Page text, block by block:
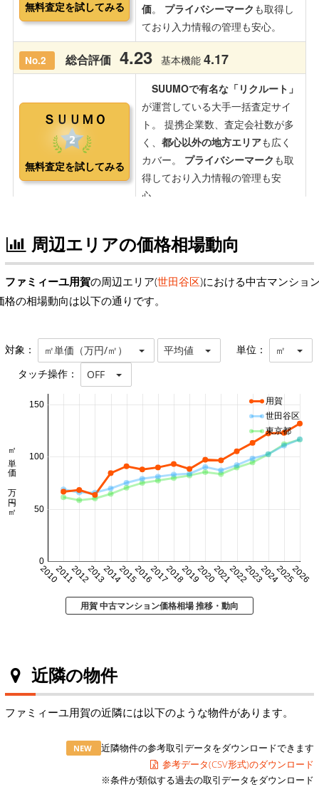
周辺エリアの価格相場動向
ファミィーユ用賀の周辺エリア(世田谷区)における中古マンショ
格の相場動向は以下の通りです。
対象： ㎡単価（万円/㎡） 平均値 単位： ㎡
タッチ操作： OFF
20102011201220132014201520162017201820192020202120222023202420252026
0
50
100
150
㎡単価 万円/㎡
用賀
世田谷区
東京都
用賀 中古マンション価格相場 推移・動向
近隣の物件
ファミィーユ用賀の近隣には以下のような物件があります。
NEW
近隣物件の参考取引データをダウンロードできます
参考データ(CSV形式)のダウンロード
※条件が類似する過去の取引データをダウンロード